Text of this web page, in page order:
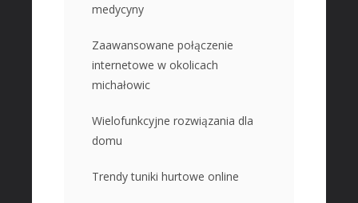
medycyny
Zaawansowane połączenie
internetowe w okolicach
michałowic
Wielofunkcyjne rozwiązania dla
domu
Trendy tuniki hurtowe online